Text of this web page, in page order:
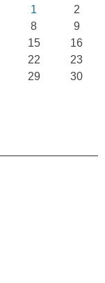
1
2
8
9
15
16
22
23
29
30